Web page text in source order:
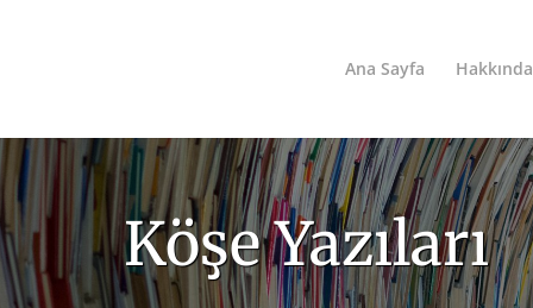
Ana Sayfa Hakkında
Köşe Yazıları